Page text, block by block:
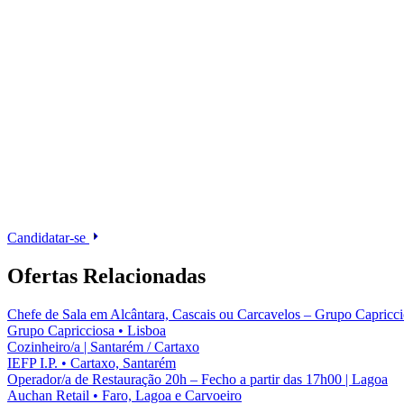
Candidatar-se
Ofertas Relacionadas
Chefe de Sala em Alcântara, Cascais ou Carcavelos – Grupo
Grupo Capricciosa • Lisboa
Cozinheiro/a | Santarém / Cartaxo
IEFP I.P. • Cartaxo, Santarém
Operador/a de Restauração 20h – Fecho a partir das 17h00 | Lagoa
Auchan Retail • Faro, Lagoa e Carvoeiro